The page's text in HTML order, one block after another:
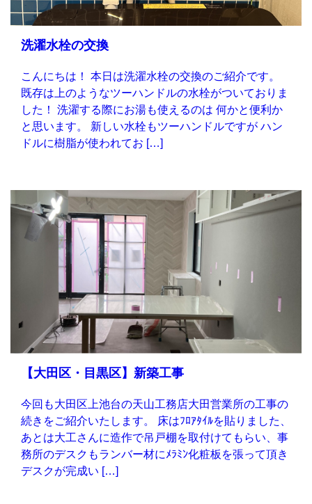
洗濯水栓の交換
こんにちは！ 本日は洗濯水栓の交換のご紹介です。
既存は上のようなツーハンドルの水栓がついておりま
した！ 洗濯する際にお湯も使えるのは 何かと便利か
と思います。 新しい水栓もツーハンドルですが ハン
ドルに樹脂が使われてお […]
【大田区・目黒区】新築工事
今回も大田区上池台の天山工務店大田営業所の工事の
続きをご紹介いたします。 床はﾌﾛｱﾀｲﾙを貼りました、
あとは大工さんに造作で吊戸棚を取付けてもらい、事
務所のデスクもランバー材にﾒﾗﾐﾝ化粧板を張って頂き
デスクが完成い […]